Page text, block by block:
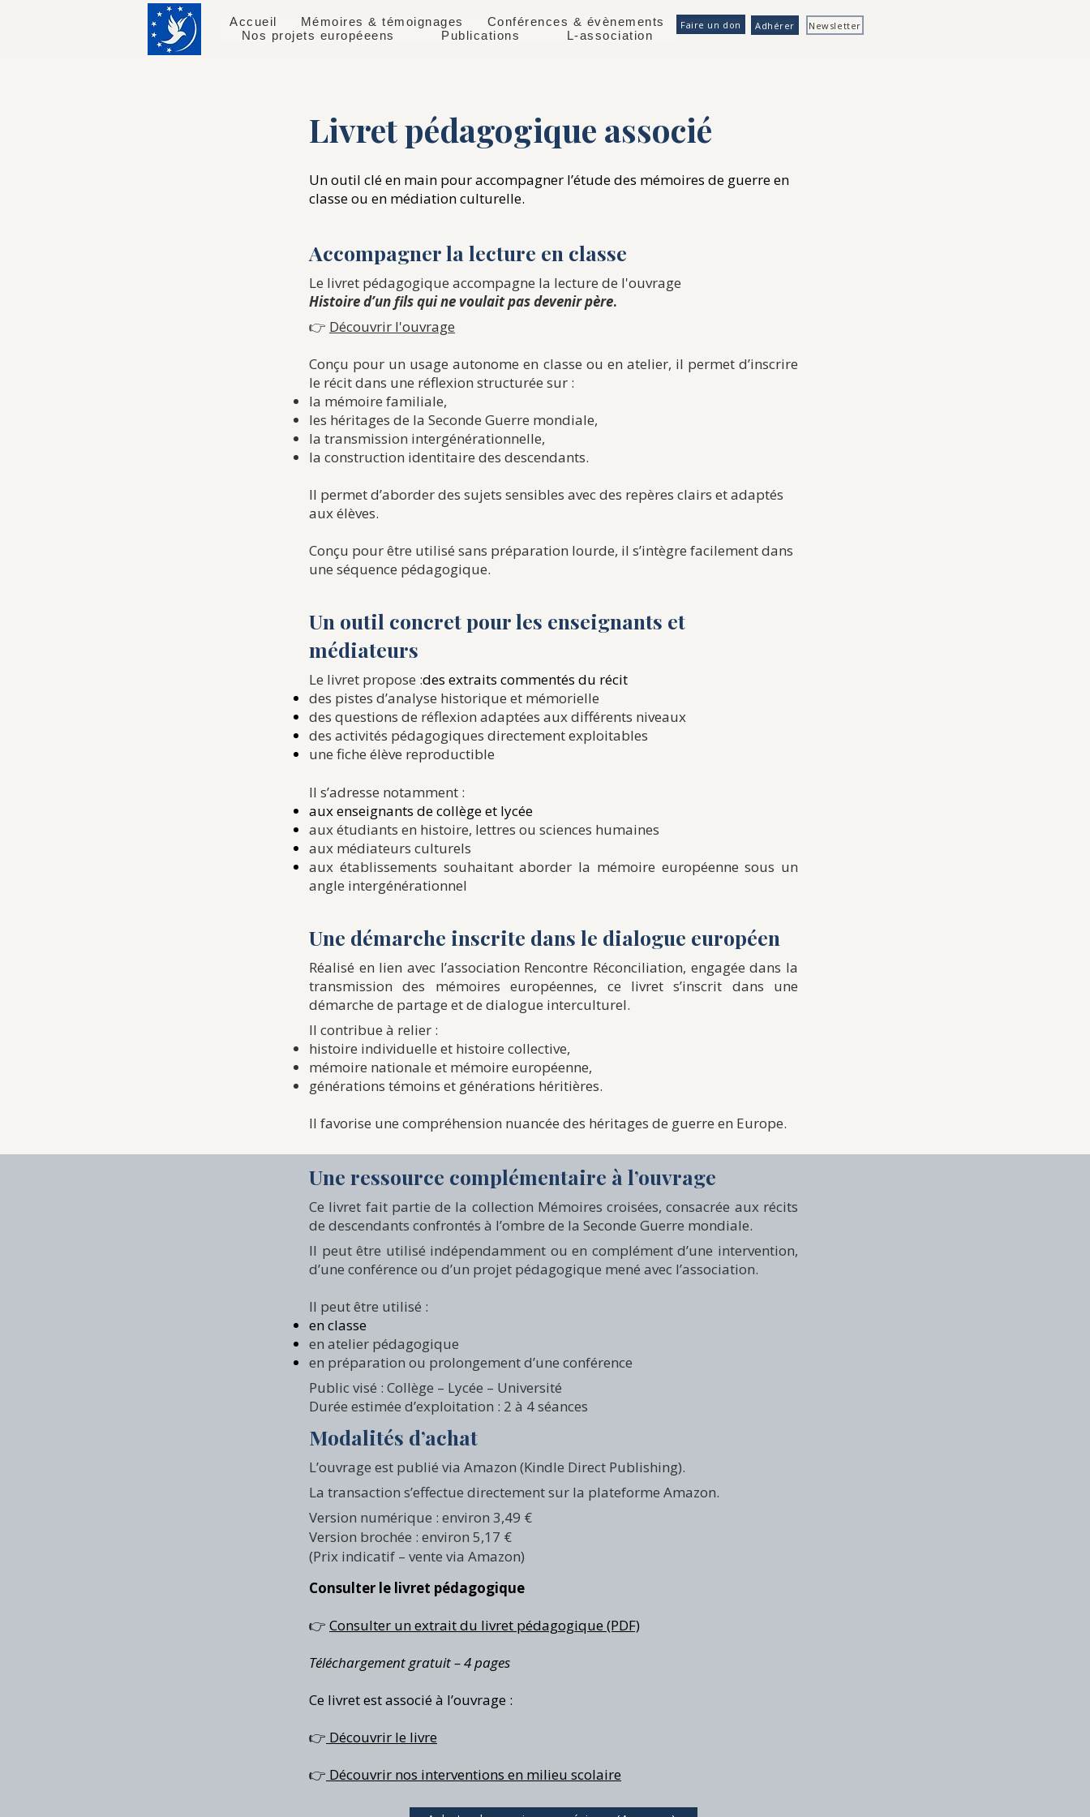
Accueil Mémoires & témoignages
Conférences & évènements
Nos projets européeens
Publications L-association
Faire un don Adhérer Newsletter
​​​Livret pédagogique associé
Un outil clé en main pour accompagner l’étude des mémoires de guerre en
classe ou en médiation culturelle.
Accompagner la lecture en classe
Le livret pédagogique accompagne la lecture de l'ouvrage
Histoire d’un fils qui ne voulait pas devenir père.
👉 Découvrir l'ouvrage
Conçu pour un usage autonome en classe ou en atelier, il permet d’inscrire
le récit dans une réflexion structurée sur :
la mémoire familiale,
les héritages de la Seconde Guerre mondiale,
la transmission intergénérationnelle,
la construction identitaire des descendants.
Il permet d’aborder des sujets sensibles avec des repères clairs et adaptés
aux élèves.
Conçu pour être utilisé sans préparation lourde, il s’intègre facilement dans
une séquence pédagogique.
Un outil concret pour les enseignants et
médiateurs
Le livret propose :des extraits commentés du récit
des pistes d’analyse historique et mémorielle
des questions de réflexion adaptées aux différents niveaux
des activités pédagogiques directement exploitables
une fiche élève reproductible
Il s’adresse notamment :
aux enseignants de collège et lycée
aux étudiants en histoire, lettres ou sciences humaines
aux médiateurs culturels
aux établissements souhaitant aborder la mémoire européenne sous un
angle intergénérationnel
Une démarche inscrite dans le dialogue européen
Réalisé en lien avec l’association Rencontre Réconciliation, engagée dans la
transmission des mémoires européennes, ce livret s’inscrit dans une
démarche de partage et de dialogue interculturel.
Il contribue à relier :
histoire individuelle et histoire collective,
mémoire nationale et mémoire européenne,
générations témoins et générations héritières.
Il favorise une compréhension nuancée des héritages de guerre en Europe.
Une ressource complémentaire à l’ouvrage
Ce livret fait partie de la collection Mémoires croisées, consacrée aux récits
de descendants confrontés à l’ombre de la Seconde Guerre mondiale.
Il peut être utilisé indépendamment ou en complément d’une intervention,
d’une conférence ou d’un projet pédagogique mené avec l’association.
Il peut être utilisé :
en classe
en atelier pédagogique
en préparation ou prolongement d’une conférence
Public visé : Collège – Lycée – Université
Durée estimée d’exploitation : 2 à 4 séances
Modalités d’achat
L’ouvrage est publié via Amazon (Kindle Direct Publishing).
La transaction s’effectue directement sur la plateforme Amazon.
Version numérique : environ 3,49 €
Version brochée : environ 5,17 €
(Prix indicatif – vente via Amazon)
Consulter le livret pédagogique
👉 Consulter un extrait du livret pédagogique​ (PDF)
Téléchargement gratuit – 4 pages
Ce livret est associé à l’ouvrage :
👉 Découvrir le livre
👉 Découvrir nos interventions en milieu scolaire